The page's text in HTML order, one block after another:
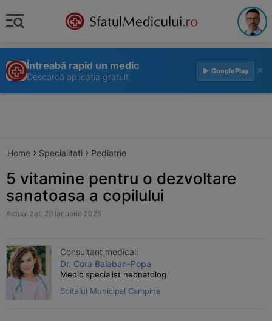
Întreabă rapid un medic
Descarcă aplicația gratuit
▶ GooglePlay ×
Home › Specialitati › Pediatrie
5 vitamine pentru o dezvoltare
sanatoasa a copilului
Actualizat: 29 Ianuarie 2025
Consultant medical:
Dr. Cora Balaban-Popa
Medic specialist neonatolog
Spitalul Municipal Campina